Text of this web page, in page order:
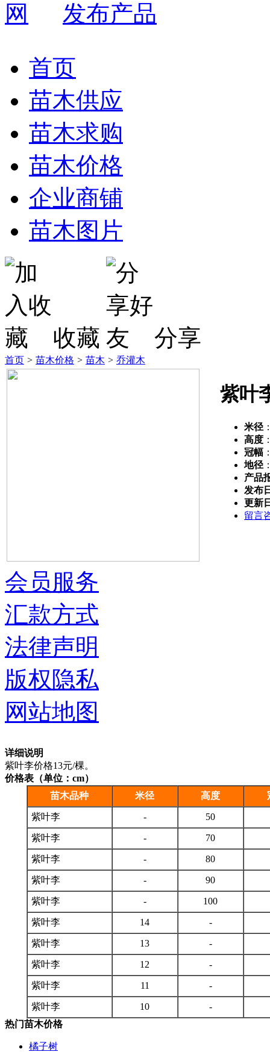
发布产品
首页
苗木供应
苗木求购
苗木价格
企业商铺
苗木图片
收藏 分享
首页 > 苗木价格 > 苗木 > 乔灌木
紫叶
米径
高度
冠幅
地径
产品
发布
更新
留言
详细说明
紫叶李价格13元/棵。
价格表（单位：cm）
苗木品种
米径 高度
紫叶李 - 50
紫叶李 - 70
紫叶李 - 80
紫叶李 - 90
紫叶李 - 100
紫叶李 14 -
紫叶李 13 -
紫叶李 12 -
紫叶李 11 -
紫叶李 10
-
热门苗木价格
橘子树
会员服务
汇款方式
法律声明
版权隐私
网站地图